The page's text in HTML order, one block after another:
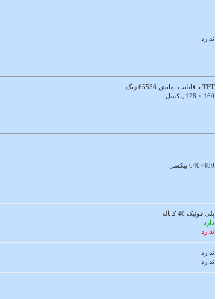
ندارد
TFT با قابلیت نمایش 65536 رنگ
160 × 128 پیکسل
480×640 پیکسل
پلی فونیک 40 کاناله
دارد
ندارد
ندارد
ندارد